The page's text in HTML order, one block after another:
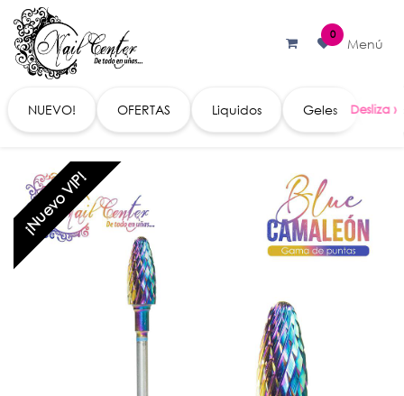
Ir al contenido
0
Menú
NUEVO! OFERTAS Liquidos Geles
¡Nuevo VIP!